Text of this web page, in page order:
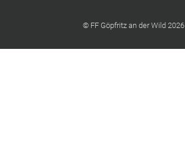
© FF Göpfritz an der Wild 2026